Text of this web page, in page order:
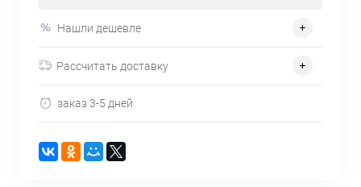
Нашли дешевле
Рассчитать доставку
заказ 3-5 дней